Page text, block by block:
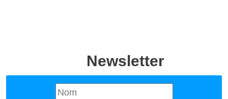
Newsletter